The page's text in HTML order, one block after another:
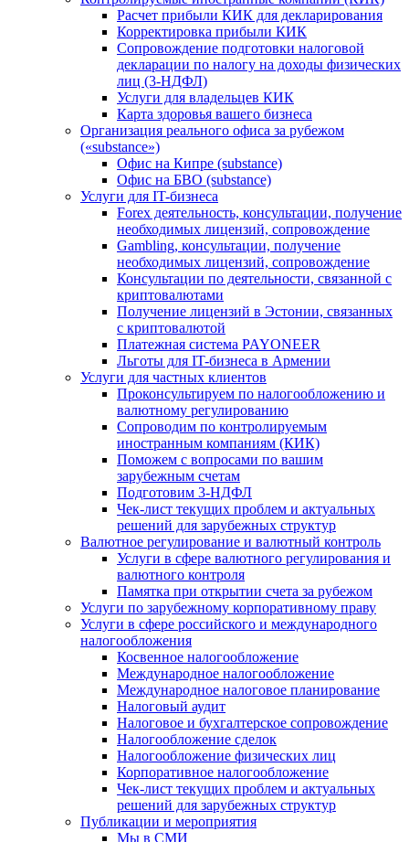
Расчет прибыли КИК для декларирования
Корректировка прибыли КИК
Сопровождение подготовки налоговой
декларации по налогу на доходы физических
лиц (3-НДФЛ)
Услуги для владельцев КИК
Карта здоровья вашего бизнеса
Организация реального офиса за рубежом
(«substance»)
Офис на Кипре (substance)
Офис на БВО (substance)
Услуги для IT-бизнеса
Forex деятельность, консультации, получение
необходимых лицензий, сопровождение
Gambling, консультации, получение
необходимых лицензий, сопровождение
Консультации по деятельности, связанной с
криптовалютами
Получение лицензий в Эстонии, связанных
с криптовалютой
Платежная система PAYONEER
Льготы для IT-бизнеса в Армении
Услуги для частных клиентов
Проконсультируем по налогообложению и
валютному регулированию
Сопроводим по контролируемым
иностранным компаниям (КИК)
Поможем с вопросами по вашим
зарубежным счетам
Подготовим 3-НДФЛ
Чек-лист текущих проблем и актуальных
решений для зарубежных структур
Валютное регулирование и валютный контроль
Услуги в сфере валютного регулирования и
валютного контроля
Памятка при открытии счета за рубежом
Услуги по зарубежному корпоративному праву
Услуги в сфере российского и международного
налогообложения
Косвенное налогообложение
Международное налогообложение
Международное налоговое планирование
Налоговый аудит
Налоговое и бухгалтерское сопровождение
Налогообложение сделок
Налогообложение физических лиц
Корпоративное налогообложение
Чек-лист текущих проблем и актуальных
решений для зарубежных структур
Публикации и мероприятия
Мы в СМИ